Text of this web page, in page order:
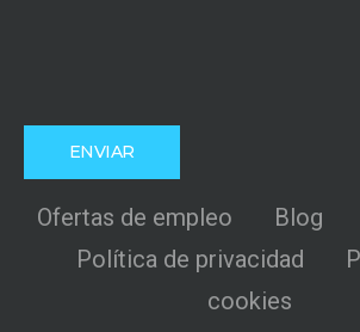
Ofertas de empleo Blog
Política de privacidad
cookies